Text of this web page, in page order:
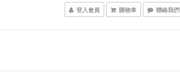
登入會員 購物車 聯絡我們